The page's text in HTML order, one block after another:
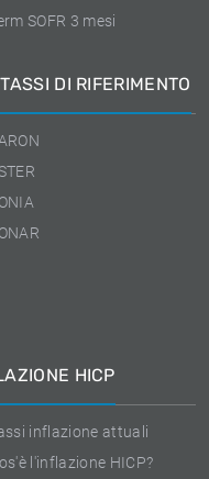
SOFR 3 mesi
DI RIFERIMENTO
HICP
inflazione attuali
l'inflazione HICP?